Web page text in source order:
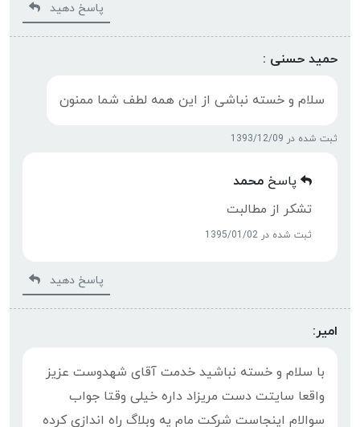
پاسخ دهید
حمید حسنی :
سلام و خسته نباشی از این همه لطف شما ممنون
ثبت شده در 1393/12/09
پاسخ محمد
تشکر از مطالبت
ثبت شده در 1395/01/02
پاسخ دهید
امیر:
با سلام و خسته نباشید خدمت آقای شهدوست عزیز
واقعا سایتت دست مریزاد داره خیلی وقتا جواب
سوالام اینجاست شرکت مام یه وبلاگ راه اندازی کرده